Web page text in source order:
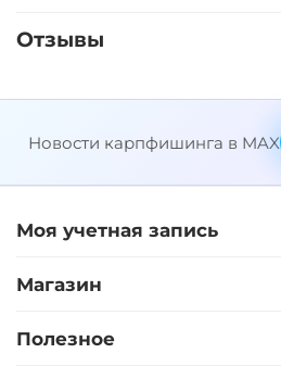
Отзывы
Новости карпфишинга в MAX
Моя учетная запись
Магазин
Полезное